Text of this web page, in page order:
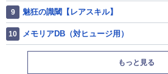
魅狂の識閾【レアスキル】
メモリアDB（対ヒュージ用）
もっと見る